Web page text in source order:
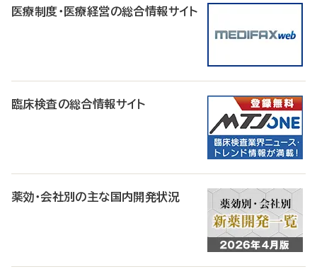
医療制度・医療経営の総合情報サイト
臨床検査の総合情報サイト
薬効・会社別の主な国内開発状況